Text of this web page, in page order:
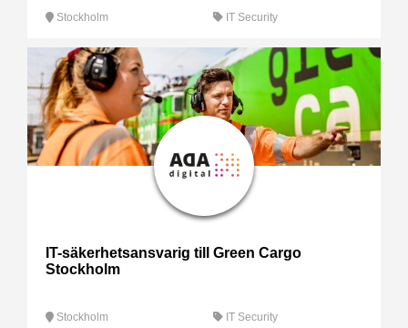
Stockholm IT Security
IT-säkerhetsansvarig till Green Cargo
Stockholm
Stockholm IT Security